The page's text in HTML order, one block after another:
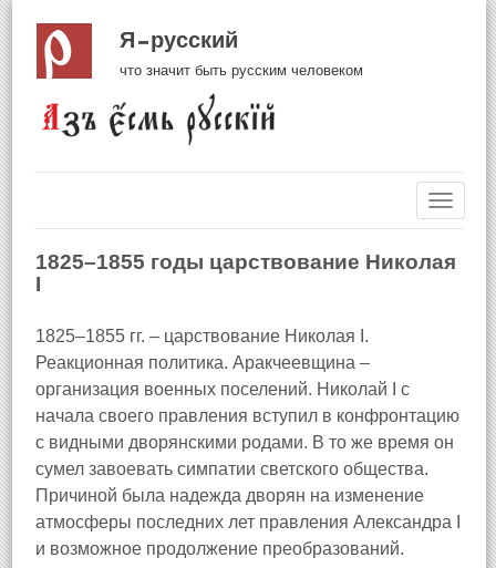
Я русский
что значит быть русским человеком
1825–1855 годы царствование Николая
I
1825–1855 гг. – царствование Николая I.
Реакционная политика. Аракчеевщина –
организация военных поселений. Николай I с
начала своего правления вступил в конфронтацию
с видными дворянскими родами. В то же время он
сумел завоевать симпатии светского общества.
Причиной была надежда дворян на изменение
атмосферы последних лет правления Александра I
и возможное продолжение преобразований.